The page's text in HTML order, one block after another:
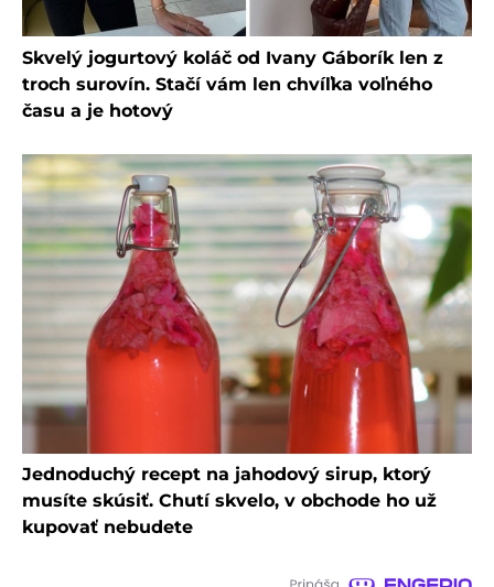
Skvelý jogurtový koláč od Ivany Gáborík len z
troch surovín. Stačí vám len chvíľka voľného
času a je hotový
Jednoduchý recept na jahodový sirup, ktorý
musíte skúsiť. Chutí skvelo, v obchode ho už
kupovať nebudete